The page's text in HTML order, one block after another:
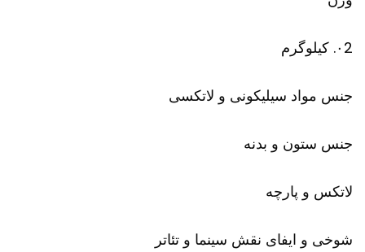
۰2. کیلوگرم
جنس مواد سیلیکونی و لاتکسی
جنس ستون و بدنه
لاتکس و پارچه
شوخی و ایفای نقش سینما و تئاتر